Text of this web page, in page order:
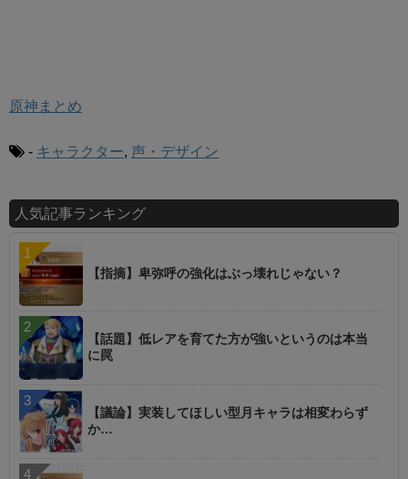
原神まとめ
- キャラクター, 声・デザイン
人気記事ランキング
【指摘】卑弥呼の強化はぶっ壊れじゃない？
【話題】低レアを育てた方が強いというのは本当
に罠
【議論】実装してほしい型月キャラは相変わらず
か…